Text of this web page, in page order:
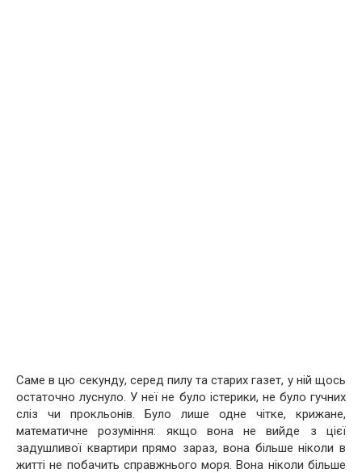
Саме в цю секунду, серед пилу та старих газет, у ній щось
остаточно луснуло. У неї не було істерики, не було гучних
сліз чи прокльонів. Було лише одне чітке, крижане,
математичне розуміння: якщо вона не вийде з цієї
задушливої квартири прямо зараз, вона більше ніколи в
житті не побачить справжнього моря. Вона ніколи більше